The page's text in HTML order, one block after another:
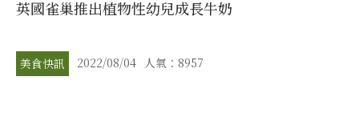
英國雀巢推出植物性幼兒成長牛奶
美食快訊 2022/08/04 人氣：8957